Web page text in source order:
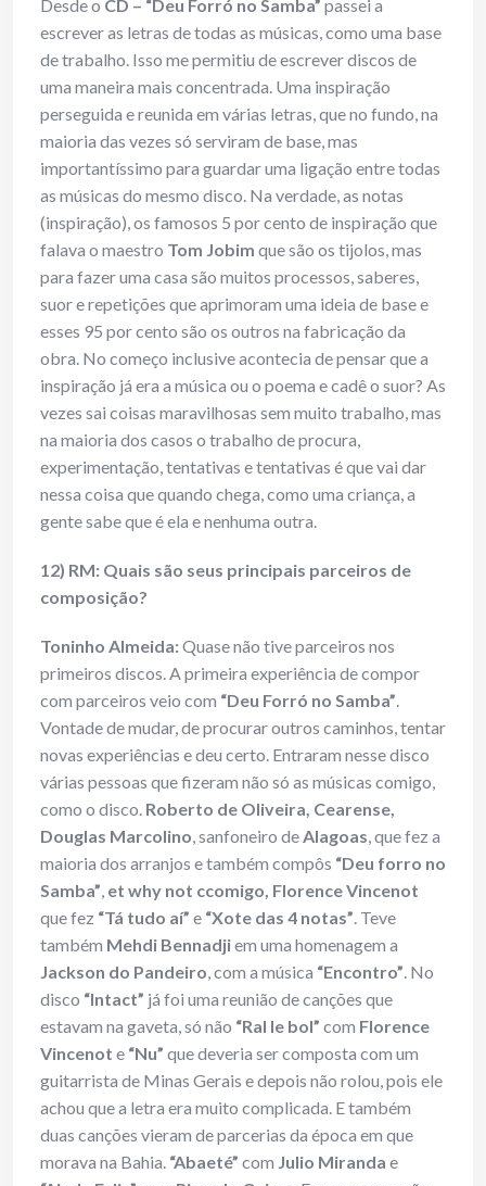
Desde o CD – “Deu Forró no Samba” passei a
escrever as letras de todas as músicas, como uma base
de trabalho. Isso me permitiu de escrever discos de
uma maneira mais concentrada. Uma inspiração
perseguida e reunida em várias letras, que no fundo, na
maioria das vezes só serviram de base, mas
importantíssimo para guardar uma ligação entre todas
as músicas do mesmo disco. Na verdade, as notas
(inspiração), os famosos 5 por cento de inspiração que
falava o maestro Tom Jobim que são os tijolos, mas
para fazer uma casa são muitos processos, saberes,
suor e repetições que aprimoram uma ideia de base e
esses 95 por cento são os outros na fabricação da
obra. No começo inclusive acontecia de pensar que a
inspiração já era a música ou o poema e cadê o suor? As
vezes sai coisas maravilhosas sem muito trabalho, mas
na maioria dos casos o trabalho de procura,
experimentação, tentativas e tentativas é que vai dar
nessa coisa que quando chega, como uma criança, a
gente sabe que é ela e nenhuma outra.
12) RM: Quais são seus principais parceiros de
composição?
Toninho Almeida:Quase não tive parceiros nos
primeiros discos. A primeira experiência de compor
com parceiros veio com “Deu Forró no Samba”.
Vontade de mudar, de procurar outros caminhos, tentar
novas experiências e deu certo. Entraram nesse disco
várias pessoas que fizeram não só as músicas comigo,
como o disco. Roberto de Oliveira, Cearense,
Douglas Marcolino, sanfoneiro deAlagoas, que fez a
maioria dos arranjos e também compôs “Deu forro no
Samba”, et why not ccomigo, Florence Vincenot
que fez “Tá tudo aí” e “Xote das 4 notas”. Teve
também Mehdi Bennadjiem uma homenagem a
Jackson do Pandeiro, com a música “Encontro”. No
disco “Intact” já foi uma reunião de canções que
estavam na gaveta, só não “Ral le bol” com Florence
Vincenot e “Nu” que deveria ser composta com um
guitarrista de Minas Gerais e depois não rolou, pois ele
achou que a letra era muito complicada. E também
duas canções vieram de parcerias da época em que
morava na Bahia. “Abaeté” com Julio Miranda e